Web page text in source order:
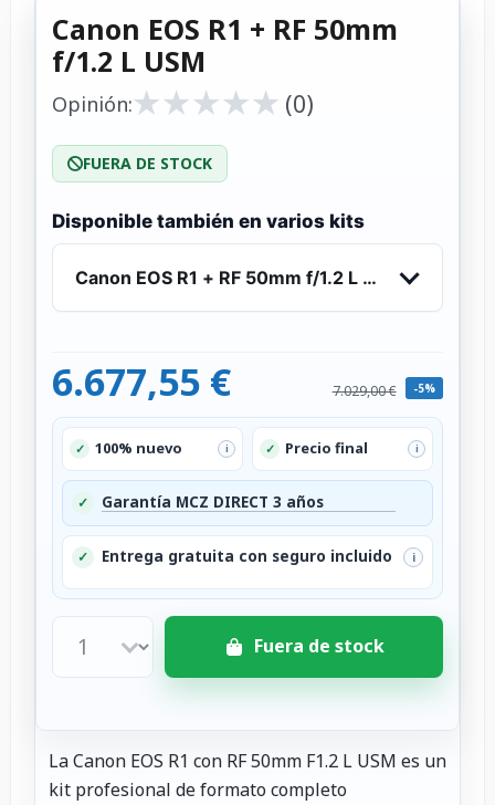
Canon EOS R1 + RF 50mm
f/1.2 L USM
Opinión:★
★★
★★
★★
★★
★ (0)
FUERA DE STOCK
Disponible también en varios kits
Canon EOS R1 + RF 50mm f/1.2 L USM
6.677,55 € 7.029,00 € -5%
✓ 100% nuevo i ✓ Precio final i
✓ Garantía MCZ DIRECT 3 años
✓ Entrega gratuita con seguro incluido i
Fuera de stock
La Canon EOS R1 con RF 50mm F1.2 L USM es un
kit profesional de formato completo